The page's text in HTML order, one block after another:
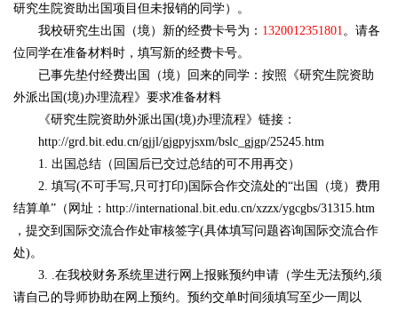
研究生院资助出国项目但未报销的同学）。
我校研究生出国（境）新的经费卡号为： 1320012351801 。请各
位同学在准备材料时，填写新的经费卡号。
已事先垫付经费出国（境）回来的同学：按照《研究生院资助
外派出国(境)办理流程》要求准备材料
《研究生院资助外派出国(境)办理流程》链接：
http://grd.bit.edu.cn/gjjl/gjgpyjsxm/bslc_gjgp/25245.htm
1. 出国总结（回国后已交过总结的可不用再交）
2. 填写(不可手写,只可打印)国际合作交流处的“出国（境）费用
结算单”（网址： http://international.bit.edu.cn/xzzx/ygcgbs/31315.htm
，提交到国际交流合作处审核签字(具体填写问题咨询国际交流合作
处)。
3. .在我校财务系统里进行网上报账预约申请（学生无法预约,须
请自己的导师协助在网上预约。预约交单时间须填写至少一周以